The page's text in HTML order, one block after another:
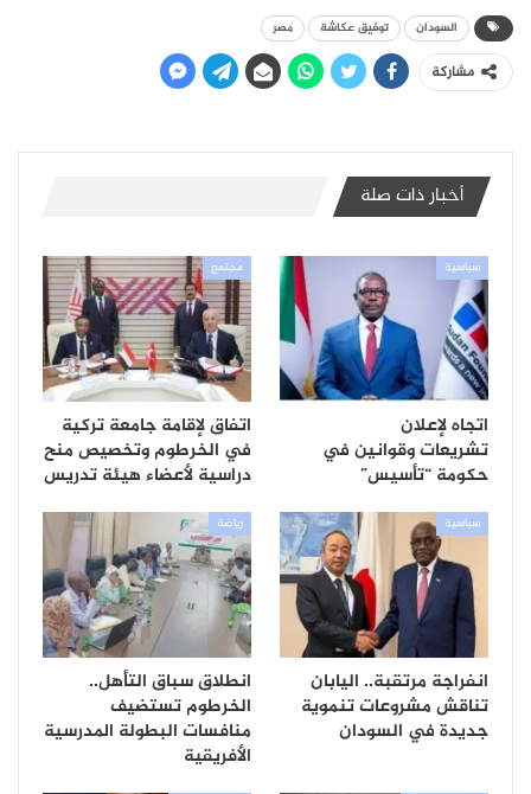
السودان توفيق عكاشة مصر
مشاركة
أخبار ذات صلة
سياسية
اتجاه لإعلان
تشريعات وقوانين في
حكومة “تأسيس”
مجتمع
اتفاق لإقامة جامعة تركية
في الخرطوم وتخصيص منح
دراسية لأعضاء هيئة تدريس
سياسية
انفراجة مرتقبة.. اليابان
تناقش مشروعات تنموية
جديدة في السودان
رياضة
انطلاق سباق التأهل..
الخرطوم تستضيف
منافسات البطولة المدرسية
الأفريقية